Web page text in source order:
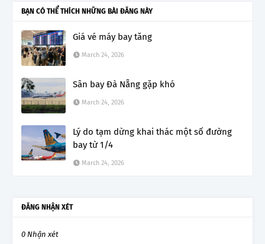
BẠN CÓ THỂ THÍCH NHỮNG BÀI ĐĂNG NÀY
Giá vé máy bay tăng
March 24, 2026
Sân bay Đà Nẵng gặp khó
March 24, 2026
Lý do tạm dừng khai thác một số đường
bay từ 1/4
March 24, 2026
ĐĂNG NHẬN XÉT
0 Nhận xét